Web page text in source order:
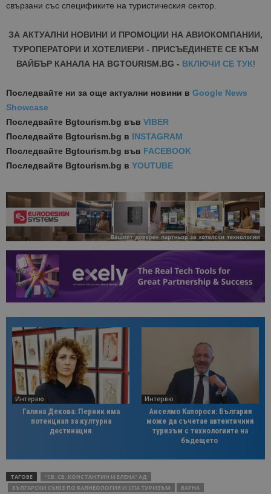
свързани със спецификите на туристическия сектор.
ЗА АКТУАЛНИ НОВИНИ И ПРОМОЦИИ НА АВИОКОМПАНИИ,
ТУРОПЕРАТОРИ И ХОТЕЛИЕРИ - ПРИСЪЕДИНЕТЕ СЕ КЪМ
ВАЙБЪР КАНАЛА НА BGTOURISM.BG - ВКЛЮЧИ СЕ ТУК!
Последвайте ни за още актуални новини в Google News
Showcase
Последвайте Bgtourism.bg във VIBER
Последвайте Bgtourism.bg в INSTAGRAM
Последвайте Bgtourism.bg във FACEBOOK
Последвайте Bgtourism.bg в YOUTUBE
Интервю
Галина Декова: Перник има
потенциал за културна
дестинация
Интервю
Анселмо Капороси: България
може да съчетае автентичния
туризъм с технологиите на
бъдещето
ТАГОВЕ
“СВ. СВ. КОНСТАНТИН И ЕЛЕНА” АД
БЪЛГАРСКИ СЪЮЗ ПО БАЛНЕОЛОГИЯ И СПА ТУРИЗЪМ
ВАРНА